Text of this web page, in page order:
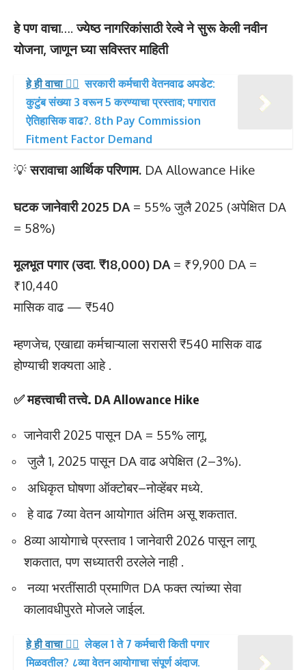
हे पण वाचा….ज्येष्ठ नागरिकांसाठी रेल्वे ने सुरू केली नवीन
योजना, जाणून घ्या सविस्तर माहिती
हे ही वाचा 👉🏻 सरकारी कर्मचारी वेतनवाढ अपडेट:
कुटुंब संख्या 3 वरून 5 करण्याचा प्रस्ताव; पगारात
ऐतिहासिक वाढ?. 8th Pay Commission
Fitment Factor Demand
💡सरावाचा आर्थिक परिणाम. DA Allowance Hike
घटक जानेवारी 2025 DA = 55% जुलै 2025 (अपेक्षित DA
= 58%)
मूलभूत पगार (उदा. ₹18,000) DA = ₹9,900 DA =
₹10,440
मासिक वाढ — ₹540
म्हणजेच, एखाद्या कर्मचाऱ्याला सरासरी ₹540 मासिक वाढ
होण्याची शक्यता आहे .
✅ महत्त्वाची तत्त्वे. DA Allowance Hike
जानेवारी 2025 पासून DA = 55% लागू.
जुलै 1, 2025 पासून DA वाढ अपेक्षित (2–3%).
अधिकृत घोषणा ऑक्टोबर–नोव्हेंबर मध्ये.
हे वाढ 7व्या वेतन आयोगात अंतिम असू शकतात.
8व्या आयोगाचे प्रस्ताव 1 जानेवारी 2026 पासून लागू
शकतात, पण सध्यातरी ठरलेले नाही .
नव्या भरतींसाठी प्रमाणित DA फक्त त्यांच्या सेवा
कालावधीपुरते मोजले जाईल.
हे ही वाचा 👉🏻 लेव्हल 1 ते 7 कर्मचारी किती पगार
मिळवतील? ८व्या वेतन आयोगाचा संपूर्ण अंदाज.